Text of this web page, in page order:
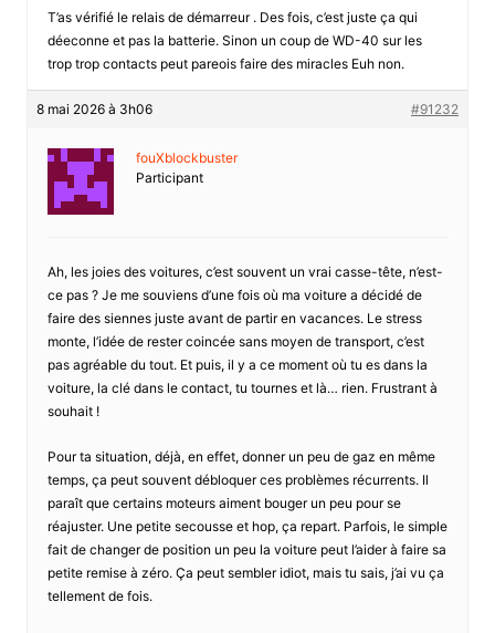
T’as vérifié le relais de démarreur . Des fois, c’est juste ça qui
déeconne et pas la batterie. Sinon un coup de WD-40 sur les
trop trop contacts peut pareois faire des miracles Euh non.
8 mai 2026 à 3h06 #91232
fouXblockbuster
Participant
Ah, les joies des voitures, c’est souvent un vrai casse-tête, n’est-
ce pas ? Je me souviens d’une fois où ma voiture a décidé de
faire des siennes juste avant de partir en vacances. Le stress
monte, l’idée de rester coincée sans moyen de transport, c’est
pas agréable du tout. Et puis, il y a ce moment où tu es dans la
voiture, la clé dans le contact, tu tournes et là… rien. Frustrant à
souhait !
Pour ta situation, déjà, en effet, donner un peu de gaz en même
temps, ça peut souvent débloquer ces problèmes récurrents. Il
paraît que certains moteurs aiment bouger un peu pour se
réajuster. Une petite secousse et hop, ça repart. Parfois, le simple
fait de changer de position un peu la voiture peut l’aider à faire sa
petite remise à zéro. Ça peut sembler idiot, mais tu sais, j’ai vu ça
tellement de fois.